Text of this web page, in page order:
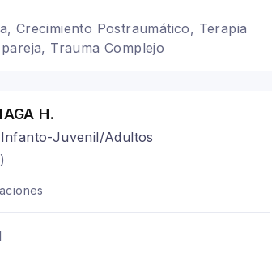
Crecimiento Postraumático, Terapia
Trauma Complejo
H.
Juvenil/Adultos
)